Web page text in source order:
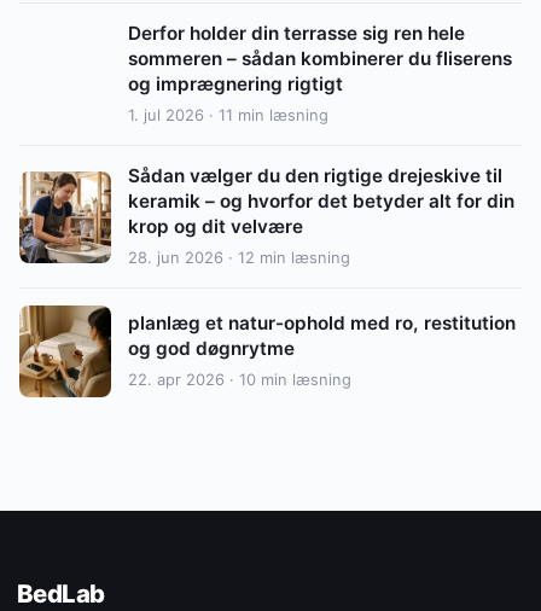
Derfor holder din terrasse sig ren hele
sommeren – sådan kombinerer du fliserens
og imprægnering rigtigt
1. jul 2026 · 11 min læsning
Sådan vælger du den rigtige drejeskive til
keramik – og hvorfor det betyder alt for din
krop og dit velvære
28. jun 2026 · 12 min læsning
planlæg et natur-ophold med ro, restitution
og god døgnrytme
22. apr 2026 · 10 min læsning
BedLab